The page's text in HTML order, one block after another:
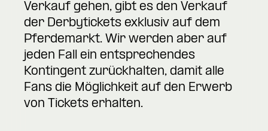
Verkauf gehen, gibt es den Verkauf
der Derbytickets exklusiv auf dem
Pferdemarkt. Wir werden aber auf
jeden Fall ein entsprechendes
Kontingent zurückhalten, damit alle
Fans die Möglichkeit auf den Erwerb
von Tickets erhalten.